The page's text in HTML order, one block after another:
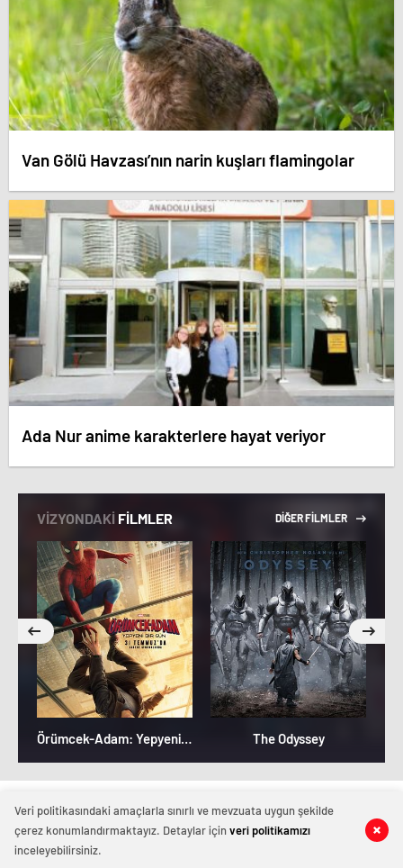
Van Gölü Havzası’nın narin kuşları flamingolar
Ada Nur anime karakterlere hayat veriyor
VİZYONDAKİ FİLMLER DİĞER FİLMLER
Örümcek-Adam: Yepyeni Bir Gün The Odyssey
Veri politikasındaki amaçlarla sınırlı ve mevzuata uygun şekilde
çerez konumlandırmaktayız. Detaylar içinveri politikamızı
inceleyebilirsiniz.